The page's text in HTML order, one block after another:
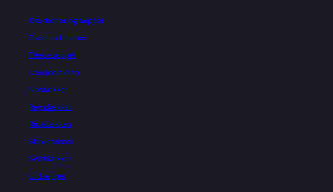
Dækkener og tæpper
Dækken tilbehør
Fleecetæpper
Lændedækken
Netdækken
Regndækken
Ridedækken
Stalddækken
Sveddækken
Uldtæpper